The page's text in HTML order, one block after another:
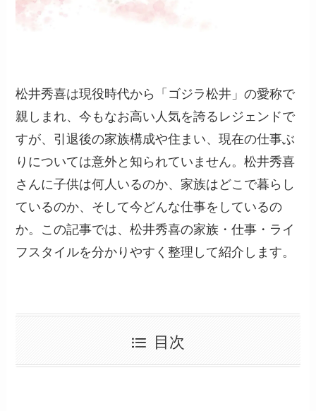
松井秀喜は現役時代から「ゴジラ松井」の愛称で
親しまれ、今もなお高い人気を誇るレジェンドで
すが、引退後の家族構成や住まい、現在の仕事ぶ
りについては意外と知られていません。松井秀喜
さんに子供は何人いるのか、家族はどこで暮らし
ているのか、そして今どんな仕事をしているの
か。この記事では、松井秀喜の家族・仕事・ライ
フスタイルを分かりやすく整理して紹介します。
目次